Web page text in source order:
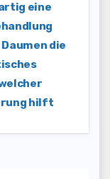
eine
die
hilft